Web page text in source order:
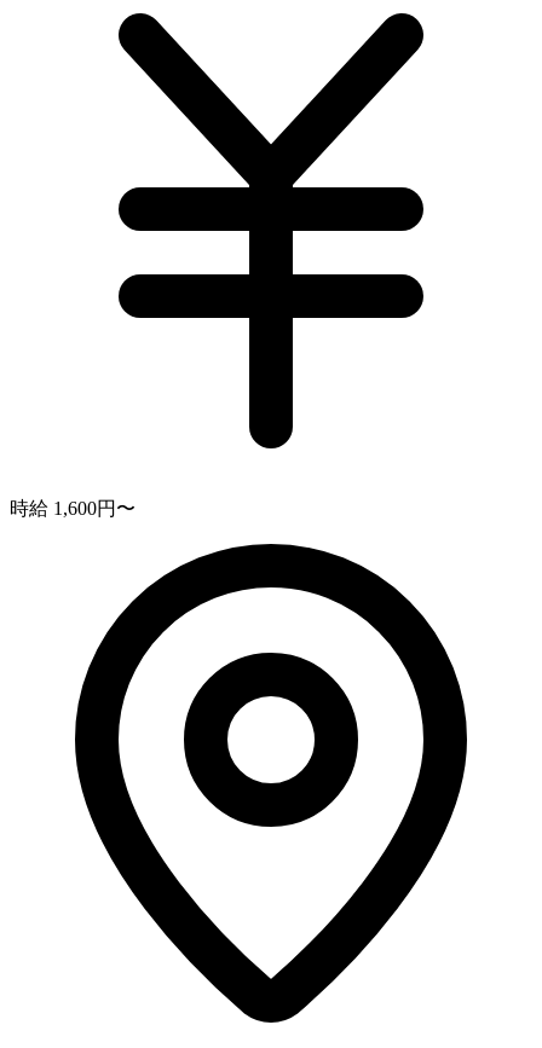
時給 1,600円〜